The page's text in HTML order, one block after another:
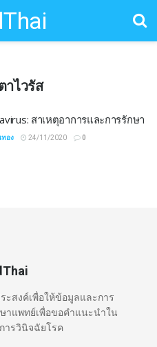
าไวรัส
สาเหตุอาการและการรักษา
อง 24/11/2020 0
ะสงค์เพื่อให้ข้อมูลและการ
าแพทย์เพื่อขอคำแนะนำใน
ารวินิจฉัยโรค